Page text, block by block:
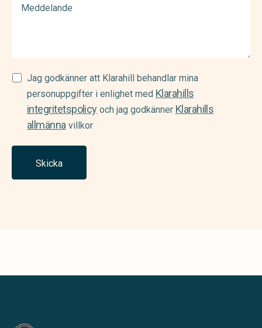
Samtycke
(Required)
Jag godkänner att Klarahill behandlar mina
personuppgifter i enlighet med Klarahills
integritetspolicyoch jag godkänner Klarahills
allmännavillkor
Skicka